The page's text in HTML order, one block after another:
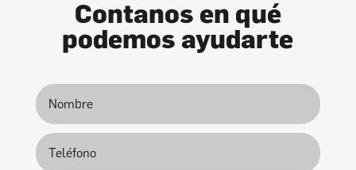
Contanos en qué
podemos ayudarte